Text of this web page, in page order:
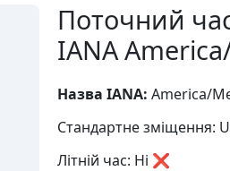
Поточний
IANA
Назва IANA: America/
Стандартне зміщення:
Літній час: Ні ❌